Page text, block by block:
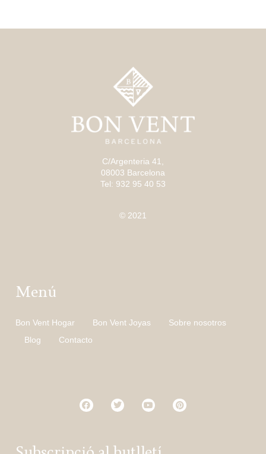
C/Argenteria 41,
08003 Barcelona
Tel: 932 95 40 53
© 2021
Menú
Bon Vent Hogar Bon Vent Joyas
Sobre nosotros
Blog
Contacto